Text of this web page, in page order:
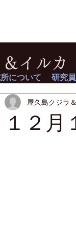
イルカ
１２月
屋久島クジラ
について 研究